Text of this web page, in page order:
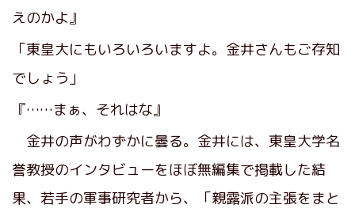
えのかよ』
「東皇大にもいろいろいますよ。金井さんもご存知
でしょう」
『……まぁ、それはな』
金井の声がわずかに曇る。金井には、東皇大学名
誉教授のインタビューをほぼ無編集で掲載した結
果、若手の軍事研究者から、「親露派の主張をまと